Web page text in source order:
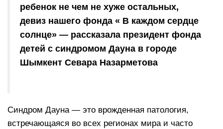
ребенок не чем не хуже остальных,
девиз нашего фонда « В каждом сердце
солнце» — рассказала президент фонда
детей с синдромом Дауна в городе
Шымкент Севара Назарметова
Синдром Дауна — это врожденная патология,
встречающаяся во всех регионах мира и часто